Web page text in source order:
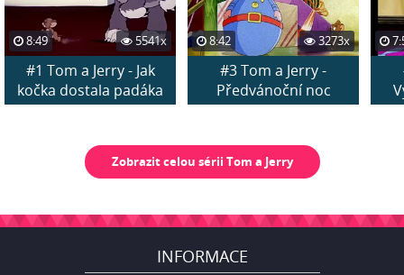
8:49 5541x
#1 Tom a Jerry - Jak
kočka dostala padáka
8:42 3273x
#3 Tom a Jerry -
Předvánoční noc
Zobrazit celou sérii Tom a Jerry
INFORMACE